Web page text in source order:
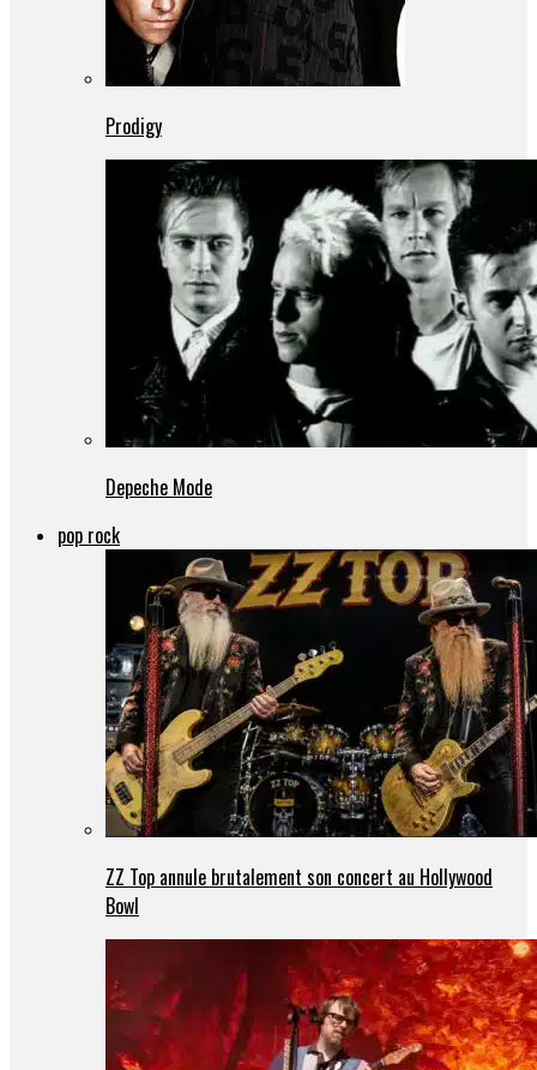
Prodigy
Depeche Mode
pop rock
ZZ Top annule brutalement son concert au Hollywood
Bowl